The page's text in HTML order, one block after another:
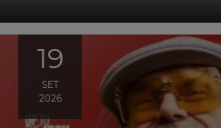
19
SET
2026